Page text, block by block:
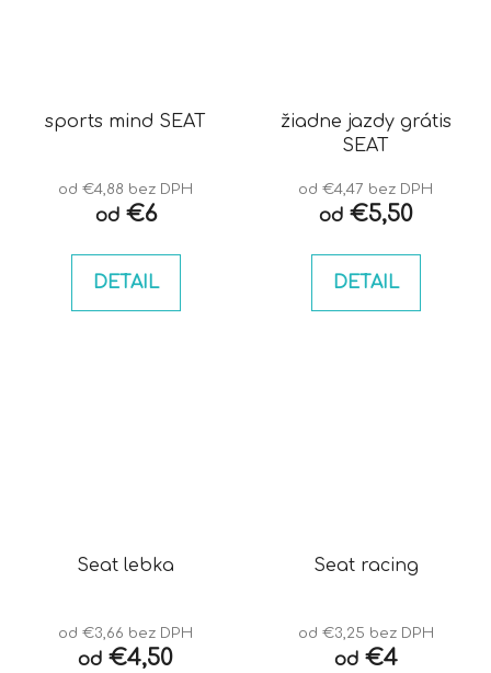
sports mind SEAT
od €4,88 bez DPH
od€6
DETAIL
žiadne jazdy grátis
SEAT
od €4,47 bez DPH
od€5,50
DETAIL
Seat lebka
od €3,66 bez DPH
od €4,50
Seat racing
od €3,25 bez DPH
od€4